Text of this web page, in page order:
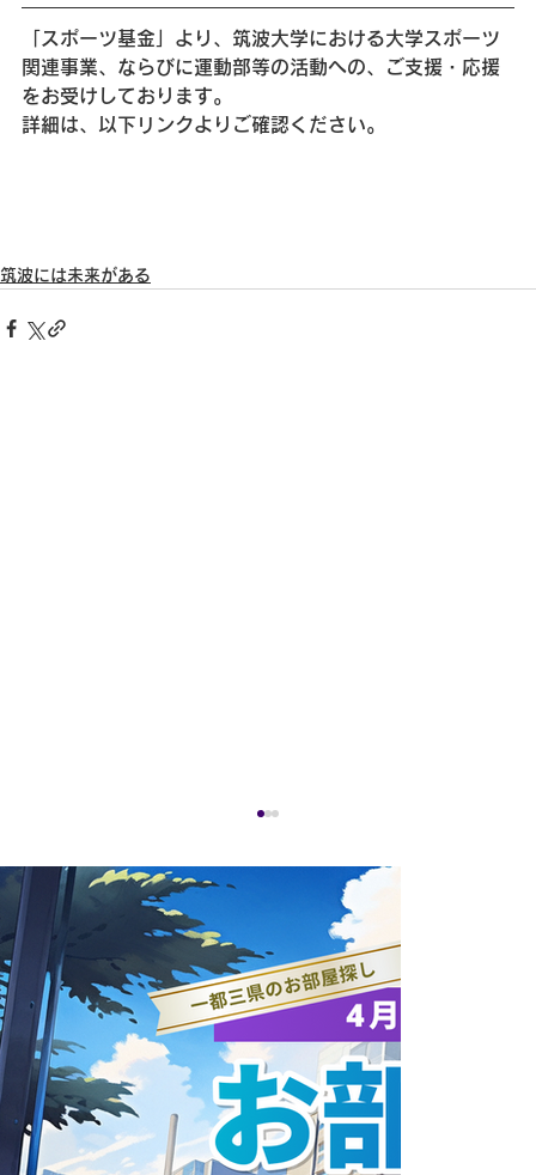
「スポーツ基金」より、筑波大学における大学スポーツ
関連事業、ならびに運動部等の活動への、ご支援・応援
をお受けしております。
詳細は、以下リンクよりご確認ください。
筑波には未来がある
【部活動紹介】医学ハンドボール部